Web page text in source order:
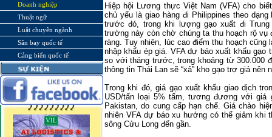
Doanh nghiệp
Thuật ngữ
Luật chuyên ngành
Sân bay quốc tế
Cảng biển quốc tế
Hiệp hội Lương thực Việt Nam (VFA) cho
chủ yếu là giao hàng đi Philippines theo
trước đó, trong khi lượng gạo xuất đi
trường này còn chờ chúng ta thu hoạch rộ
ràng. Tuy nhiên, lúc cao điểm thu hoạch cũng
nhập khẩu ép giá. VFA dự báo xuất khẩu gạo
so với tháng trước, trong khoảng từ 300.000
thông tin Thái Lan sẽ “xả” kho gạo trợ giá nên
Trong khi đó, giá gạo xuất khẩu giao dịch
USD/tấn loại 5% tấm, tương đương với
Pakistan, do cung cấp hạn chế. Giá chào
nhiên VFA dự báo xu hướng có thể giảm khi
sông Cửu Long đến gần.